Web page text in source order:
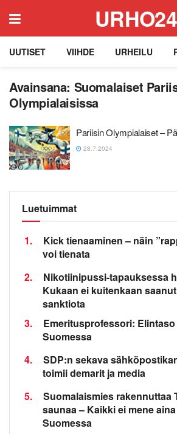
URHO24
UUTISET VIIHDE URHEILU
Avainsana: Suomalaiset
Olympialaisissa
Pariisin Olympialaiset –
28.7.2024
Luetuimmat
1.
Kick tienaaminen – näin
voi tienata
2.
Nikotiinipussi-tapauksessa
Kukaan ei kuitenkaan
sanktiota
3.
Emeritusprofessori:
Suomessa
4.
SDP:n sekava
toimii demarit ja media
5.
Suomalaismies rakennuttaa
saunaa – Kaikki ei mene
Suomessa